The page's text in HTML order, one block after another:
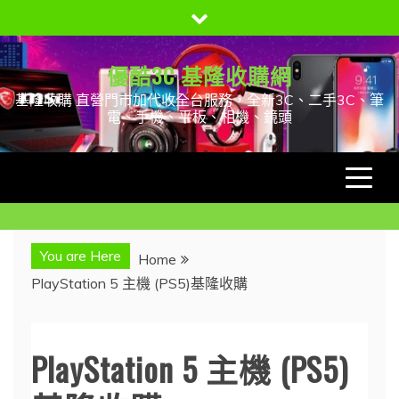
to
content
優酷3C 基隆收購網
基隆收購 直營門市加代收全台服務，全新3C、二手3C、筆
電、手機、平板、相機、鏡頭
You are Here
Home
PlayStation 5 主機 (PS5)基隆收購
PlayStation 5 主機 (PS5)